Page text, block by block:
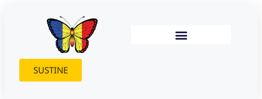
SUSTINE